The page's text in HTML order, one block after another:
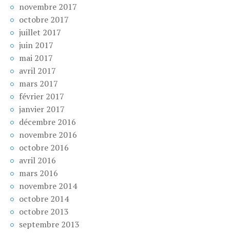
novembre 2017
octobre 2017
juillet 2017
juin 2017
mai 2017
avril 2017
mars 2017
février 2017
janvier 2017
décembre 2016
novembre 2016
octobre 2016
avril 2016
mars 2016
novembre 2014
octobre 2014
octobre 2013
septembre 2013